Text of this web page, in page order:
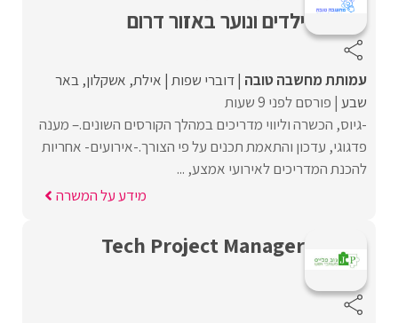
ילדים ונוער באזור דרום
עמותת מחשבה טובה דוברי שפות אילת אשקלון באר
שבע פורסם לפני 9 שעות
-גיוס, הכשרה וליווי מדריכים במהלך הקורסים השונים.– מענה
פדגוגי, עדכון והתאמת תכנים על פי הצורך.-אירועים- אחריות
להכנת המדריכים לאירועי אמצע, ...
מידע על המשרה
Tech Project Manager